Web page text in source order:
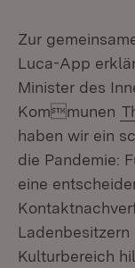
Zur
Luca-App
Minister des
Kommunen
haben wir ein
die Pandemie:
eine
Kulturbereich